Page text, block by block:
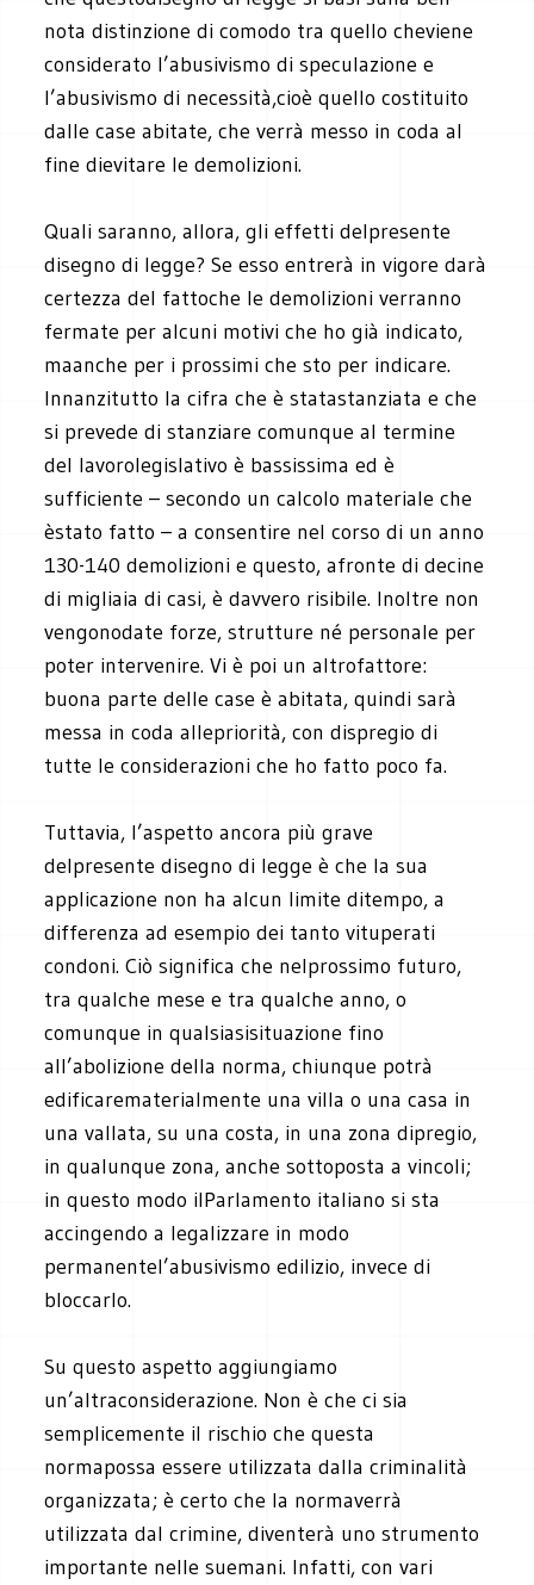
nota distinzione di comodo tra quello cheviene
considerato l’abusivismo di speculazione e
l’abusivismo di necessità,cioè quello costituito
dalle case abitate, che verrà messo in coda al
fine dievitare le demolizioni.
Quali saranno, allora, gli effetti delpresente
disegno di legge? Se esso entrerà in vigore darà
certezza del fattoche le demolizioni verranno
fermate per alcuni motivi che ho già indicato,
maanche per i prossimi che sto per indicare.
Innanzitutto la cifra che è statastanziata e che
si prevede di stanziare comunque al termine
del lavorolegislativo è bassissima ed è
sufficiente – secondo un calcolo materiale che
èstato fatto – a consentire nel corso di un anno
130-140 demolizioni e questo, afronte di decine
di migliaia di casi, è davvero risibile. Inoltre non
vengonodate forze, strutture né personale per
poter intervenire. Vi è poi un altrofattore:
buona parte delle case è abitata, quindi sarà
messa in coda allepriorità, con dispregio di
tutte le considerazioni che ho fatto poco fa.
Tuttavia, l’aspetto ancora più grave
delpresente disegno di legge è che la sua
applicazione non ha alcun limite ditempo, a
differenza ad esempio dei tanto vituperati
condoni. Ciò significa che nelprossimo futuro,
tra qualche mese e tra qualche anno, o
comunque in qualsiasisituazione fino
all’abolizione della norma, chiunque potrà
edificarematerialmente una villa o una casa in
una vallata, su una costa, in una zona dipregio,
in qualunque zona, anche sottoposta a vincoli;
in questo modo ilParlamento italiano si sta
accingendo a legalizzare in modo
permanentel’abusivismo edilizio, invece di
bloccarlo.
Su questo aspetto aggiungiamo
un’altraconsiderazione. Non è che ci sia
semplicemente il rischio che questa
normapossa essere utilizzata dalla criminalità
organizzata; è certo che la normaverrà
utilizzata dal crimine, diventerà uno strumento
importante nelle suemani. Infatti, con vari